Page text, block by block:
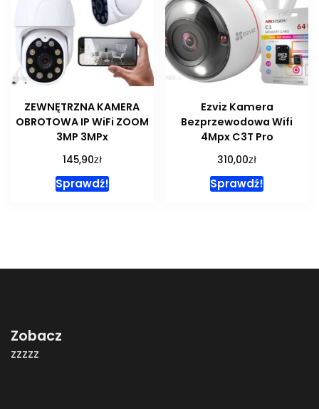
ZEWNĘTRZNA KAMERA
OBROTOWA IP WiFi ZOOM
3MP 3MPx
145,90zł
Sprawdź!
Ezviz Kamera
Bezprzewodowa Wifi
4Mpx C3T Pro
310,00zł
Sprawdź!
Zobacz
zzzzz